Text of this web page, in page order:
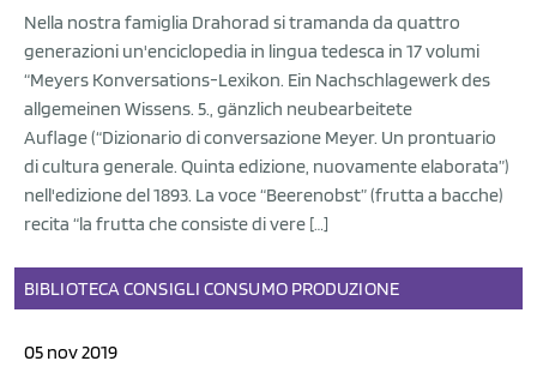
Nella nostra famiglia Drahorad si tramanda da quattro
generazioni un'enciclopedia in lingua tedesca in 17 volumi
“Meyers Konversations-Lexikon. Ein Nachschlagewerk des
allgemeinen Wissens. 5., gänzlich neubearbeitete
Auflage (“Dizionario di conversazione Meyer. Un prontuario
di cultura generale. Quinta edizione, nuovamente elaborata”)
nell'edizione del 1893. La voce “Beerenobst” (frutta a bacche)
recita “la frutta che consiste di vere […]
BIBLIOTECACONSIGLI CONSUMO PRODUZIONE
05 nov 2019